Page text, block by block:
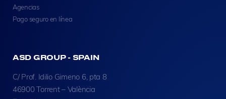
Agencias
Pago seguro en línea
ASD GROUP - SPAIN
C/ Prof. Idilio Gimeno 6, pta 8
46900 Torrent – València